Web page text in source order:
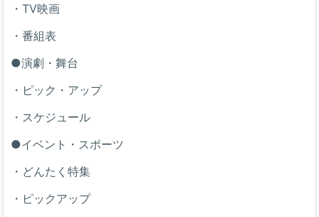
・TV映画
・番組表
●演劇・舞台
・ピック・アップ
・スケジュール
●イベント・スポーツ
・どんたく特集
・ピックアップ